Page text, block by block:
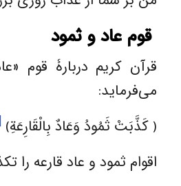
قوم عاد و ثمود
قرآن کریم دربارۀ قوم
می‌فرماید:
﴿ كَذَّبَتْ ثَمُودُ وَعَادٌ بِالْقَارِعَةِ﴾
اقوام ثمود و عاد قارعه را